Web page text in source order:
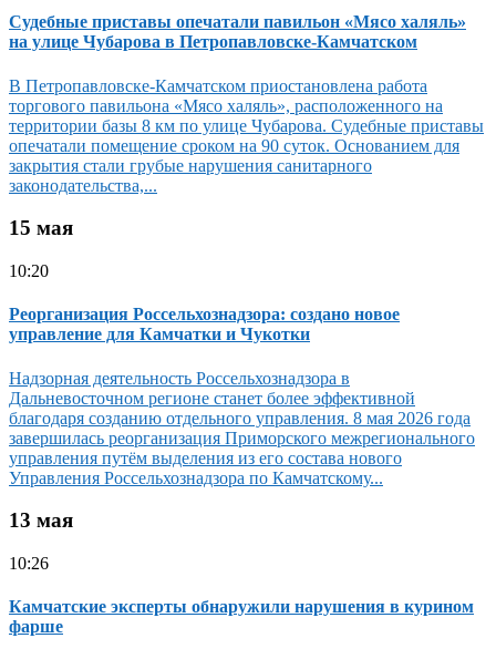
Судебные приставы опечатали павильон «Мясо халяль»
на улице Чубарова в Петропавловске-Камчатском
В Петропавловске-Камчатском приостановлена работа
торгового павильона «Мясо халяль», расположенного на
территории базы 8 км по улице Чубарова. Судебные приставы
опечатали помещение сроком на 90 суток. Основанием для
закрытия стали грубые нарушения санитарного
законодательства,...
15 мая
10:20
Реорганизация Россельхознадзора: создано новое
управление для Камчатки и Чукотки
Надзорная деятельность Россельхознадзора в
Дальневосточном регионе станет более эффективной
благодаря созданию отдельного управления. 8 мая 2026 года
завершилась реорганизация Приморского межрегионального
управления путём выделения из его состава нового
Управления Россельхознадзора по Камчатскому...
13 мая
10:26
Камчатские эксперты обнаружили нарушения в курином
фарше